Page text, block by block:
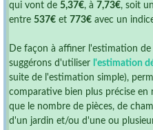
qui vont de 5,37€, à 7,73€, soit
entre 537€ et 773€ avec un
De façon à affiner l'estimation
suggérons d'utiliser l'estimation
suite de l'estimation simple),
comparative bien plus précise en
que le nombre de pièces, de
d'un jardin et/ou d'une ou